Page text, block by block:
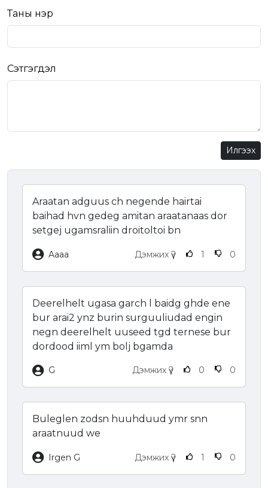
Таны нэр
Сэтгэгдэл
Илгээх
Araatan adguus ch negende hairtai
baihad hvn gedeg amitan araatanaas dor
setgej ugamsraliin droitoltoi bn
Aaaa Дэмжих үү? 1 0
Deerelhelt ugasa garch l baidg ghde ene
bur arai2 ynz burin surguuliudad engin
negn deerelhelt uuseed tgd ternese bur
dordood iiml ym bolj bgamda
G Дэмжих үү? 0 0
Buleglen zodsn huuhduud ymr snn
araatnuud we
Irgen G Дэмжих үү? 1 0